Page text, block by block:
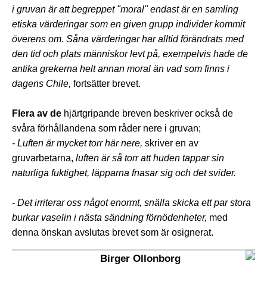
i gruvan är att begreppet "moral" endast är en samling
etiska värderingar som en given grupp individer kommit
överens om. Såna värderingar har alltid förändrats med
den tid och plats människor levt på, exempelvis hade de
antika grekerna helt annan moral än vad som finns i
dagens Chile, fortsätter brevet.
Flera av de hjärtgripande breven beskriver också de
svåra förhållandena som råder nere i gruvan;
- Luften är mycket torr här nere, skriver en av
gruvarbetarna, luften är så torr att huden tappar sin
naturliga fuktighet, läpparna fnasar sig och det svider.
- Det irriterar oss något enormt, snälla skicka ett par stora
burkar vaselin i nästa sändning förnödenheter, med
denna önskan avslutas brevet som är osignerat.
Birger Ollonborg